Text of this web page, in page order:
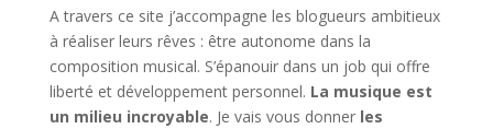
A travers ce site j’accompagne les blogueurs ambitieux
à réaliser leurs rêves : être autonome dans la
composition musical. S’épanouir dans un job qui offre
liberté et développement personnel. La musique est
un milieu incroyable. Je vais vous donner les